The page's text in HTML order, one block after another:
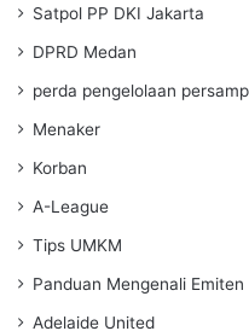
Satpol PP DKI Jakarta
DPRD Medan
perda pengelolaan
Menaker
Korban
A-League
Tips UMKM
Panduan Mengenali Emiten
Adelaide United